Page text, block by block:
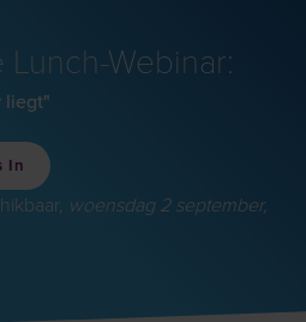
Webinar:
liegt"
In
woensdag 2 september,